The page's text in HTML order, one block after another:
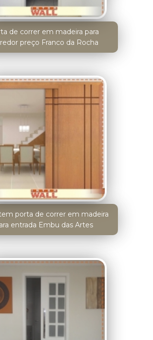
de correr em madeira para
preço Franco da Rocha
porta de correr em madeira
entrada Embu das Artes